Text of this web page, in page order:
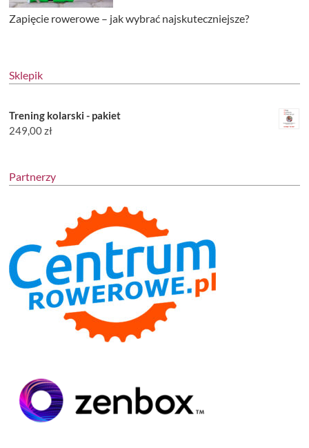
Zapięcie rowerowe – jak wybrać najskuteczniejsze?
Sklepik
Trening kolarski - pakiet
249,00zł
Partnerzy